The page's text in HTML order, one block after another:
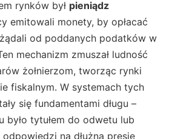
rynków był pieniądz
emitowali monety, by opłacać
od poddanych podatków w
mechanizm zmuszał ludność
żołnierzom, tworząc rynki
fiskalnym. W systemach tych
się fundamentami długu –
było tytułem do odwetu lub
na dłużną presję